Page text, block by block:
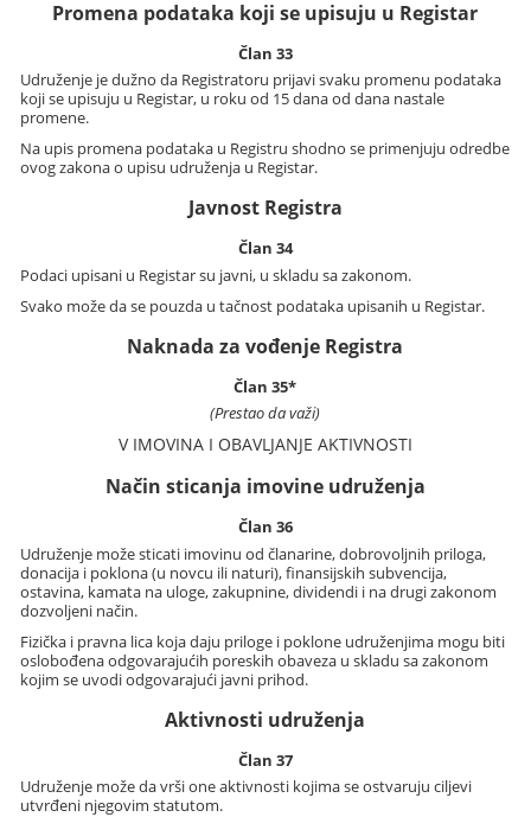
Promena podataka koji se upisuju u Registar
Član 33
Udruženje je dužno da Registratoru prijavi svaku promenu podataka
koji se upisuju u Registar, u roku od 15 dana od dana nastale
promene.
Na upis promena podataka u Registru shodno se primenjuju odredbe
ovog zakona o upisu udruženja u Registar.
Javnost Registra
Član 34
Podaci upisani u Registar su javni, u skladu sa zakonom.
Svako može da se pouzda u tačnost podataka upisanih u Registar.
Naknada za vođenje Registra
Član 35*
(Prestao da važi)
V IMOVINA I OBAVLJANJE AKTIVNOSTI
Način sticanja imovine udruženja
Član 36
Udruženje može sticati imovinu od članarine, dobrovoljnih priloga,
donacija i poklona (u novcu ili naturi), finansijskih subvencija,
ostavina, kamata na uloge, zakupnine, dividendi i na drugi zakonom
dozvoljeni način.
Fizička i pravna lica koja daju priloge i poklone udruženjima mogu biti
oslobođena odgovarajućih poreskih obaveza u skladu sa zakonom
kojim se uvodi odgovarajući javni prihod.
Aktivnosti udruženja
Član 37
Udruženje može da vrši one aktivnosti kojima se ostvaruju ciljevi
utvrđeni njegovim statutom.